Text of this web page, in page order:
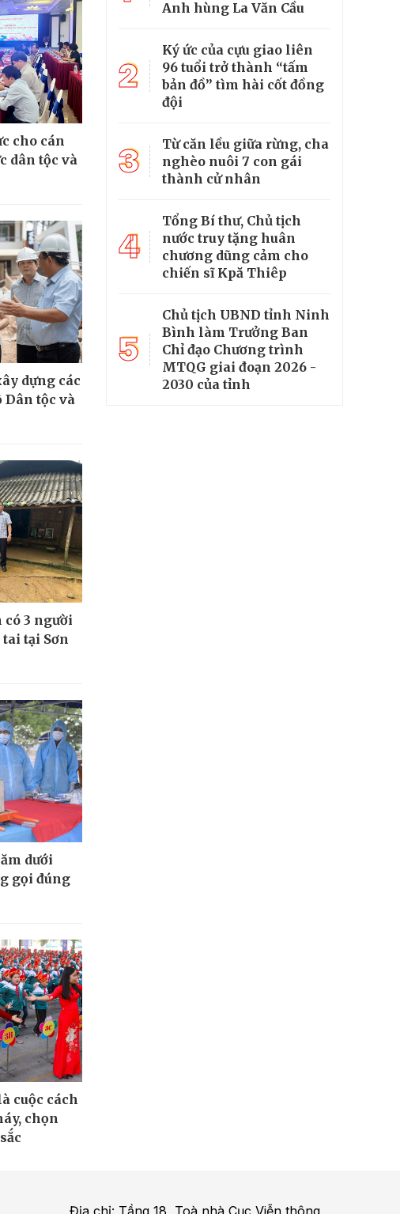
cho cán
dân tộc và
dựng các
Dân tộc và
3 người
tại Sơn
dưới
gọi đúng
cuộc cách
chọn
Anh hùng La Văn Cầu
2
Ký ức của cựu giao liên
96 tuổi trở thành “tấm
bản đồ” tìm hài cốt đồng
đội
3
Từ căn lều giữa rừng, cha
nghèo nuôi 7 con gái
thành cử nhân
4
Tổng Bí thư, Chủ tịch
nước truy tặng huân
chương dũng cảm cho
chiến sĩ Kpă Thiêp
5
Chủ tịch UBND tỉnh Ninh
Bình làm Trưởng Ban
Chỉ đạo Chương trình
MTQG giai đoạn 2026 -
2030 của tỉnh
Địa chỉ: Tầng 18, Toà nhà Cục Viễn thông